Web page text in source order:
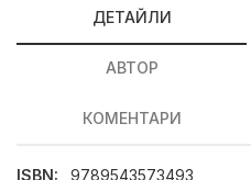
ДЕТАЙЛИ
АВТОР
КОМЕНТАРИ
ISBN:
9789543573493